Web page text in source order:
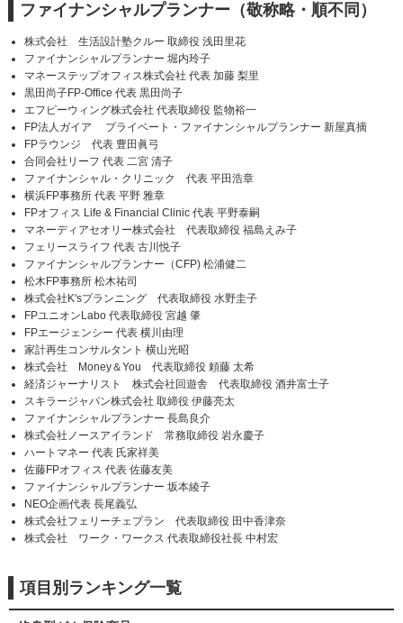
ファイナンシャルプランナー（敬称略・順不同）
株式会社 生活設計塾クルー 取締役 浅田里花
ファイナンシャルプランナー 堀内玲子
マネーステップオフィス株式会社 代表 加藤 梨里
黒田尚子FP-Office 代表 黒田尚子
エフピーウィング株式会社 代表取締役 監物裕一
FP法人ガイア プライベート・ファイナンシャルプランナー 新屋真摘
FPラウンジ 代表 豊田眞弓
合同会社リーフ 代表 二宮 清子
ファイナンシャル・クリニック 代表 平田浩章
横浜FP事務所 代表 平野 雅章
FPオフィス Life & Financial Clinic 代表 平野泰嗣
マネーディアセオリー株式会社 代表取締役 福島えみ子
フェリースライフ 代表 古川悦子
ファイナンシャルプランナー（CFP) 松浦健二
松木FP事務所 松木祐司
株式会社K'sプランニング 代表取締役 水野圭子
FPユニオンLabo 代表取締役 宮越 肇
FPエージェンシー 代表 横川由理
家計再生コンサルタント 横山光昭
株式会社 Money＆You 代表取締役 頼藤 太希
経済ジャーナリスト 株式会社回遊舎 代表取締役 酒井富士子
スキラージャパン株式会社 取締役 伊藤亮太
ファイナンシャルプランナー 長島良介
株式会社ノースアイランド 常務取締役 岩永慶子
ハートマネー 代表 氏家祥美
佐藤FPオフィス 代表 佐藤友美
ファイナンシャルプランナー 坂本綾子
NEO企画代表 長尾義弘
株式会社フェリーチェプラン 代表取締役 田中香津奈
株式会社 ワーク・ワークス 代表取締役社長 中村宏
項目別ランキング一覧